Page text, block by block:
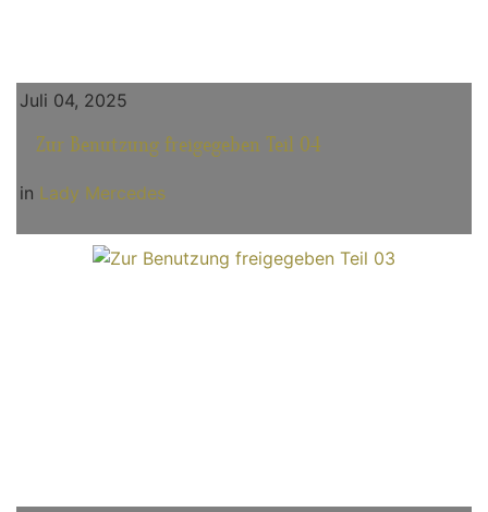
Juli 04, 2025
Zur Benutzung freigegeben Teil 04
in Lady Mercedes